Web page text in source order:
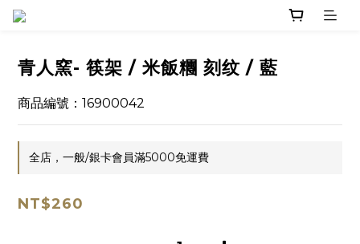
青人窯- 筷架 / 米飯糰 刻纹 / 藍
商品編號：16900042
全店，一般/銀卡會員滿5000免運費
NT$260